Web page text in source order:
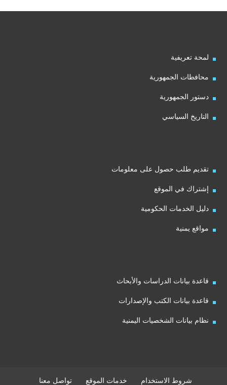
لمحة تعريفية
محافظات الجمهورية
دستور الجمهورية
التاريخ السياسي
تقديم طلب حصول على معلومات
إشتراك في الموقع
دليل الخدمات الحكومية
مواقع يمنية
قاعدة بيانات الدراسات والأبحاث
قاعدة بيانات الكتب والإصدارات
نظام بيانات الشخصيات اليمنية
شروط الاستخدام خدمات الموقع تواصل معنا